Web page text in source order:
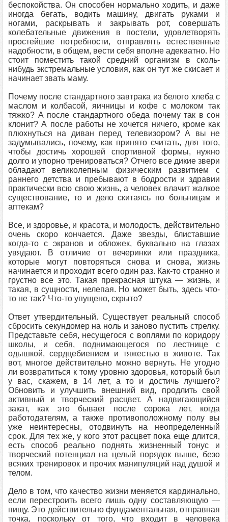
беспокойства. Он способен нормально ходить, и даже
иногда бегать, водить машину, двигать руками и
ногами, раскрывать и закрывать рот, совершать
колебательные движения в постели, удовлетворять
простейшие потребности, отправлять естественные
надобности, в общем, вести себя вполне адекватно. Но
стоит поместить такой средний организм в сколь-
нибудь экстремальные условия, как он тут же скисает и
начинает звать маму.
Почему после стандартного завтрака из белого хлеба с
маслом и колбасой, яичницы и кофе с молоком так
тяжко? А после стандартного обеда почему так в сон
клонит? А после работы не хочется ничего, кроме как
плюхнуться на диван перед телевизором? А вы не
задумывались, почему, как принято считать, для того,
чтобы достичь хорошей спортивной формы, нужно
долго и упорно тренироваться? Отчего все дикие звери
обладают великолепным физическим развитием с
раннего детства и пребывают в бодрости и здравии
практически всю свою жизнь, а человек влачит жалкое
существование, то и дело скитаясь по больницам и
аптекам?
Все, и здоровье, и красота, и молодость, действительно
очень скоро кончается. Даже звезды, блиставшие
когда-то с экранов и обложек, буквально на глазах
увядают. В отличие от вечеринки или праздника,
которые могут повторяться снова и снова, жизнь
начинается и проходит всего один раз. Как-то странно и
грустно все это. Такая прекрасная штука — жизнь, и
такая, в сущности, нелепая. Но может быть, здесь что-
то не так? Что-то упущено, скрыто?
Ответ утвердительный. Существует реальный способ
сбросить секундомер на ноль и заново пустить стрелку.
Представьте себя, несущегося с воплями по коридору
школы, и себя, поднимающегося по лестнице с
одышкой, сердцебиением и тяжестью в животе. Так
вот, многое действительно можно вернуть. Не угодно
ли возвратиться к тому уровню здоровья, который был
у вас, скажем, в 14 лет, а то и достичь лучшего?
Обновить и улучшить внешний вид, продлить свой
активный и творческий расцвет. А надвигающийся
закат, как это бывает после сорока лет, когда
работодателям, а также противоположному полу вы
уже неинтересны, отодвинуть на неопределенный
срок. Для тех же, у кого этот расцвет пока еще длится,
есть способ реально поднять жизненный тонус и
творческий потенциал на целый порядок выше, безо
всяких тренировок и прочих манипуляций над душой и
телом.
Дело в том, что качество жизни меняется кардинально,
если перестроить всего лишь одну составляющую —
пищу. Это действительно фундаментальная, отправная
точка, поскольку от того, что входит в человека